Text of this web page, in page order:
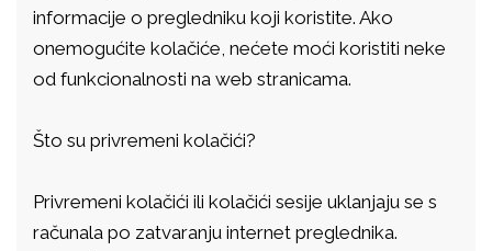
informacije o pregledniku koji koristite. Ako
onemogućite kolačiće, nećete moći koristiti neke
od funkcionalnosti na web stranicama.
Što su privremeni kolačići?
Privremeni kolačići ili kolačići sesije uklanjaju se s
računala po zatvaranju internet preglednika.